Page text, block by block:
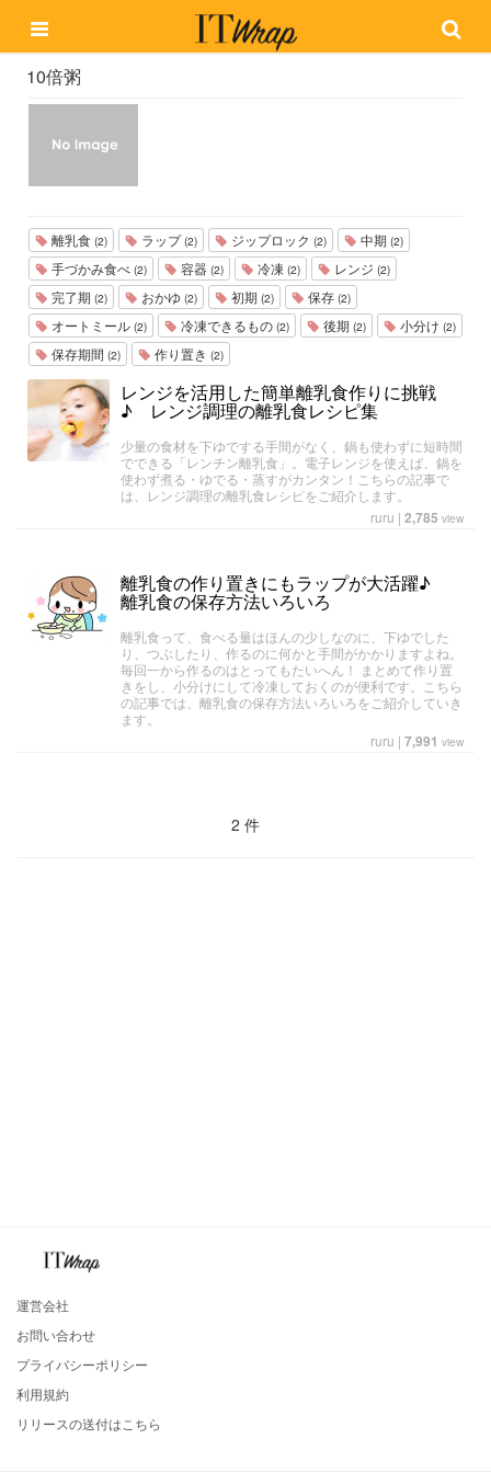
10倍粥
離乳食 (2) ラップ(2) ジップロック (2) 中期 (2)
手づかみ食べ (2) 容器 (2) 冷凍 (2) レンジ (2)
完了期 (2) おかゆ (2) 初期 (2) 保存 (2)
オートミール (2) 冷凍できるもの (2) 後期 (2) 小分け (2)
保存期間 (2) 作り置き (2)
レンジを活用した簡単離乳食作りに挑戦
♪ レンジ調理の離乳食レシピ集
少量の食材を下ゆでする手間がなく、鍋も使わずに短時間
でできる「レンチン離乳食」。電子レンジを使えば、鍋を
使わず煮る・ゆでる・蒸すがカンタン！こちらの記事で
は、レンジ調理の離乳食レシピをご紹介します。
ruru | 2,785 view
離乳食の作り置きにもラップが大活躍♪
離乳食の保存方法いろいろ
離乳食って、食べる量はほんの少しなのに、下ゆでした
り、つぶしたり、作るのに何かと手間がかかりますよね。
毎回一から作るのはとってもたいへん！ まとめて作り置
きをし、小分けにして冷凍しておくのが便利です。こちら
の記事では、離乳食の保存方法いろいろをご紹介していき
ます。
ruru | 7,991 view
2 件
運営会社
お問い合わせ
プライバシーポリシー
利用規約
リリースの送付はこちら